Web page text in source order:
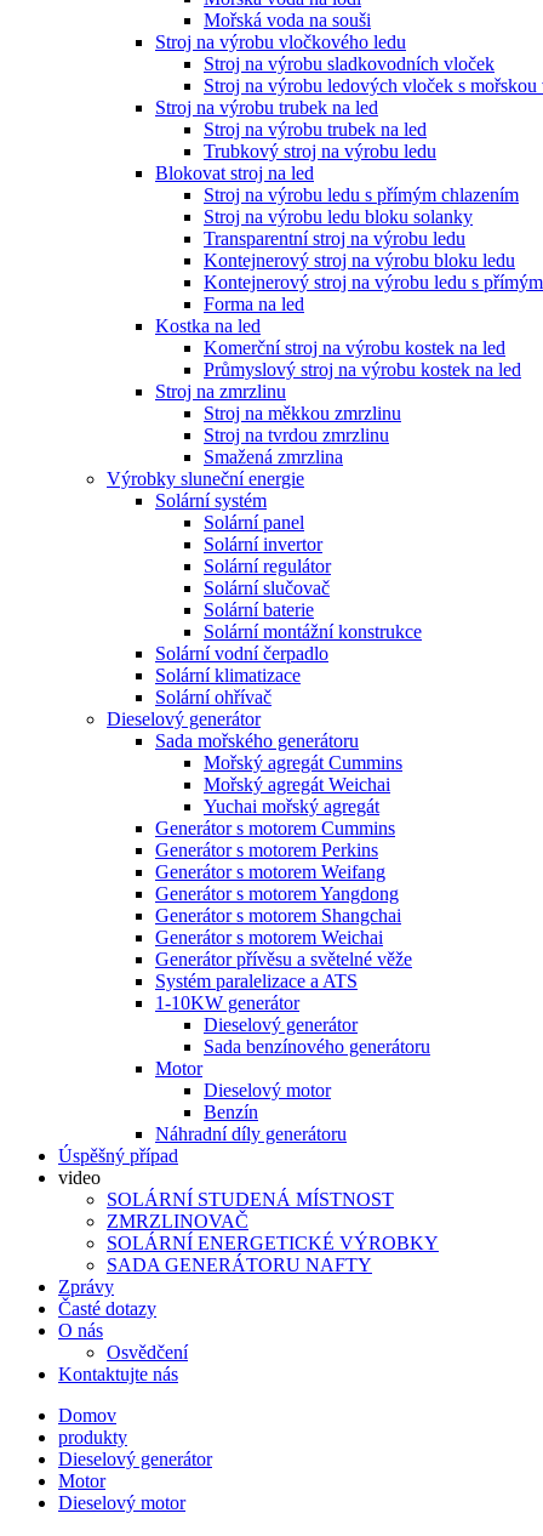
Mořská voda na souši
Stroj na výrobu vločkového ledu
Stroj na výrobu sladkovodních vloček
Stroj na výrobu ledových vloček s mořskou
Stroj na výrobu trubek na led
Stroj na výrobu trubek na led
Trubkový stroj na výrobu ledu
Blokovat stroj na led
Stroj na výrobu ledu s přímým chlazením
Stroj na výrobu ledu bloku solanky
Transparentní stroj na výrobu ledu
Kontejnerový stroj na výrobu bloku ledu
Kontejnerový stroj na výrobu ledu s
Forma na led
Kostka na led
Komerční stroj na výrobu kostek na led
Průmyslový stroj na výrobu kostek na led
Stroj na zmrzlinu
Stroj na měkkou zmrzlinu
Stroj na tvrdou zmrzlinu
Smažená zmrzlina
Výrobky sluneční energie
Solární systém
Solární panel
Solární invertor
Solární regulátor
Solární slučovač
Solární baterie
Solární montážní konstrukce
Solární vodní čerpadlo
Solární klimatizace
Solární ohřívač
Dieselový generátor
Sada mořského generátoru
Mořský agregát Cummins
Mořský agregát Weichai
Yuchai mořský agregát
Generátor s motorem Cummins
Generátor s motorem Perkins
Generátor s motorem Weifang
Generátor s motorem Yangdong
Generátor s motorem Shangchai
Generátor s motorem Weichai
Generátor přívěsu a světelné věže
Systém paralelizace a ATS
1-10KW generátor
Dieselový generátor
Sada benzínového generátoru
Motor
Dieselový motor
Benzín
Náhradní díly generátoru
Úspěšný případ
video
SOLÁRNÍ STUDENÁ MÍSTNOST
ZMRZLINOVAČ
SOLÁRNÍ ENERGETICKÉ VÝROBKY
SADA GENERÁTORU NAFTY
Zprávy
Časté dotazy
O nás
Osvědčení
Kontaktujte nás
Domov
produkty
Dieselový generátor
Motor
Dieselový motor